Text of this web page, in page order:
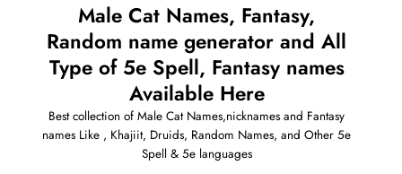
Male Cat Names, Fantasy,
Random name generator and All
Type of 5e Spell, Fantasy names
Available Here
Best collection of Male Cat Names,nicknames and Fantasy
names Like , Khajiit, Druids, Random Names, and Other 5e
Spell & 5e languages